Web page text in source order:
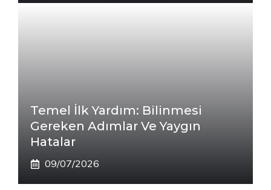
Temel İlk Yardım: Bilinmesi
Gereken Adımlar Ve Yaygın
Hatalar
09/07/2026